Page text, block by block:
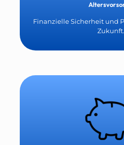
Finanzielle Sicherheit und
Zukunft.